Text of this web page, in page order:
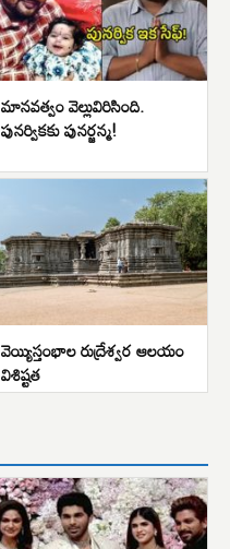
మానవత్వం వెల్లువిరిసింది.
పునర్వికకు పునర్జన్మ!
వెయ్యిస్తంభాల రుద్రేశ్వర ఆలయం
విశిష్టత